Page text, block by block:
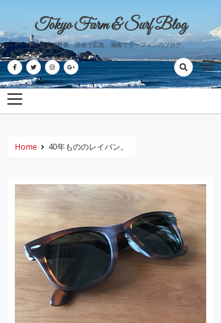
content
Tokyo Farm & Surf Blog
世田谷で野菜、渋谷で広告、湘南でサーフィンのブログ。
Home 40年もののレイバン。